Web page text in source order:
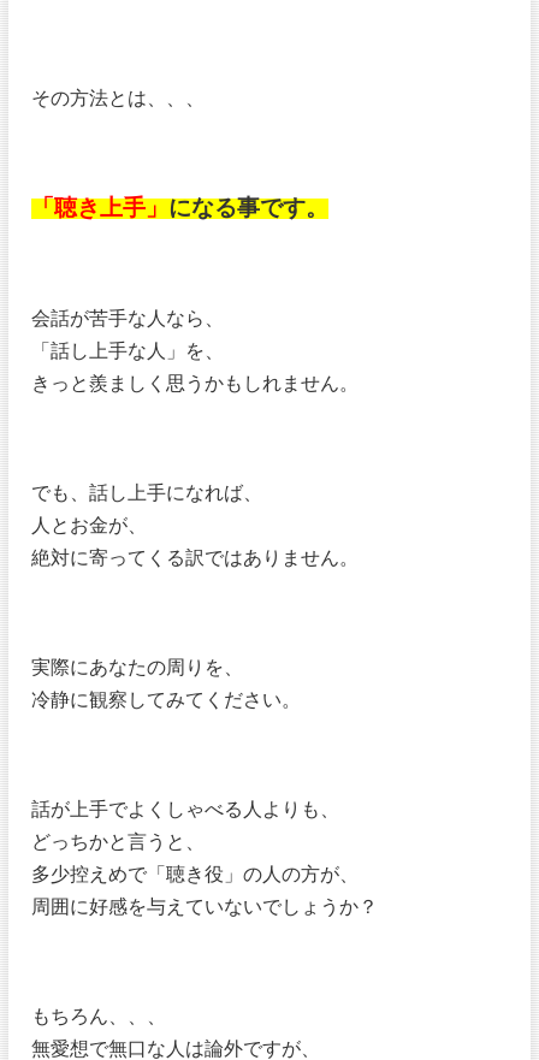
その方法とは、、、
「聴き上手」 になる事です。
会話が苦手な人なら、
「話し上手な人」を、
きっと羨ましく思うかもしれません。
でも、話し上手になれば、
人とお金が、
絶対に寄ってくる訳ではありません。
実際にあなたの周りを、
冷静に観察してみてください。
話が上手でよくしゃべる人よりも、
どっちかと言うと、
多少控えめで「聴き役」の人の方が、
周囲に好感を与えていないでしょうか？
もちろん、、、
無愛想で無口な人は論外ですが、